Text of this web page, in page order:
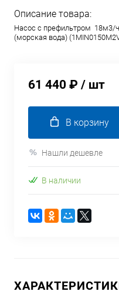
Описание товара:
Насос с префильтром 18м3/
(морская вода)
61 440 ₽ / шт
В корзину
Нашли дешевле
В наличии